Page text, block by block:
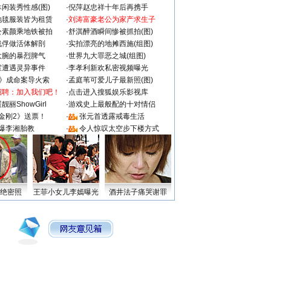
闲装秀性感(图) ·倪萍赵忠祥十年后再携手
服装皆为租赁 ·刘涛富豪老公为家产求生子
颜乘地铁被拍 ·舒淇醉酒瞬间惨被抓拍(图)
做活体解剖 ·实拍漂亮的地摊西施(组图)
的暴烈脾气 ·世界九大罪恶之城(组图)
遇灵异事件 ·李孝利新欢私密视频曝光
成命案导火索 ·孟庭苇可爱儿子最新照(图)
：加入我们吧！ ·点击进入搜狐娱乐影视库
丽ShowGirl ·游戏史上最般配的十对情侣
刚2》送票！ ·
张元首透露戒毒生活
李湘胎教 · 令人惊叹太空步下楼方式
密照 王菲小女儿李嫣曝光 酒井法子痛哭谢罪